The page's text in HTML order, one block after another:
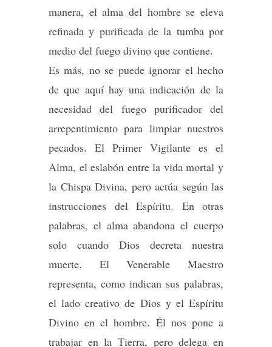
manera, el alma del hombre se eleva
refinada y purificada de la tumba por
medio del fuego divino que contiene.
Es más, no se puede ignorar el hecho
de que aquí hay una indicación de la
necesidad del fuego purificador del
arrepentimiento para limpiar nuestros
pecados. El Primer Vigilante es el
Alma, el eslabón entre la vida mortal y
la Chispa Divina, pero actúa según las
instrucciones del Espíritu. En otras
palabras, el alma abandona el cuerpo
solo cuando Dios decreta nuestra
muerte. El Venerable Maestro
representa, como indican sus palabras,
el lado creativo de Dios y el Espíritu
Divino en el hombre. Él nos pone a
trabajar en la Tierra, pero delega en